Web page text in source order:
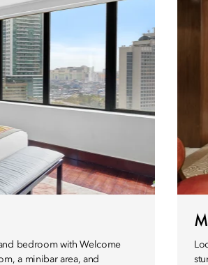
bedroom with Welcome
a minibar area, and